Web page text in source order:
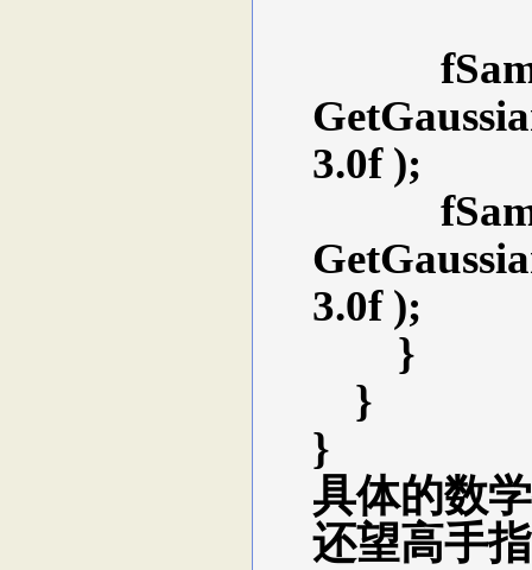
3.0f );
3.0f );
}
}
}
具体的数
还望高手